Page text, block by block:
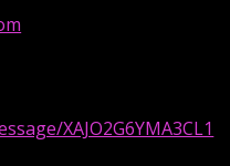
XAJO2G6YMA3CL1